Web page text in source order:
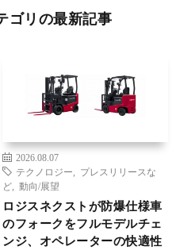
ゴリの最新記事
2026.08.07
テクノロジー
プレスリリースな
ど
動向/展望
ロジスネクストが防爆仕様車
のフォークをフルモデルチェ
ンジ、オペレーターの快適性